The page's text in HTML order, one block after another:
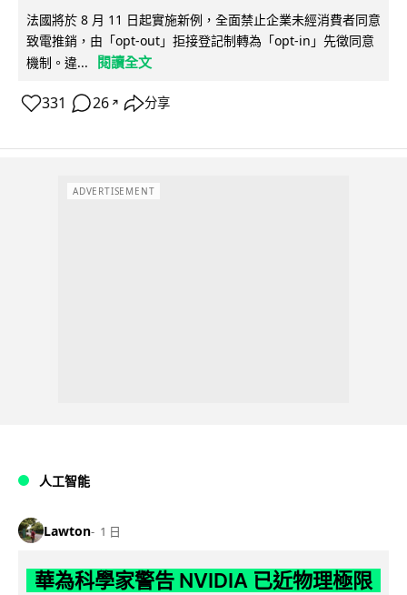
法國將於 8 月 11 日起實施新例，全面禁止企業未經消費者同意
致電推銷，由「opt-out」拒接登記制轉為「opt-in」先徵同意
機制。違...
閱讀全文
331 26 ↗ 分享
ADVERTISEMENT
人工智能
Lawton 1 日
華為科學家警告 NVIDIA 已近物理極限